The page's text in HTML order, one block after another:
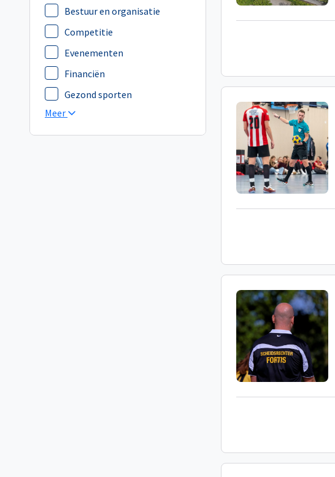
Bestuur en organisatie
Competitie
Evenementen
Financiën
Gezond sporten
Meer